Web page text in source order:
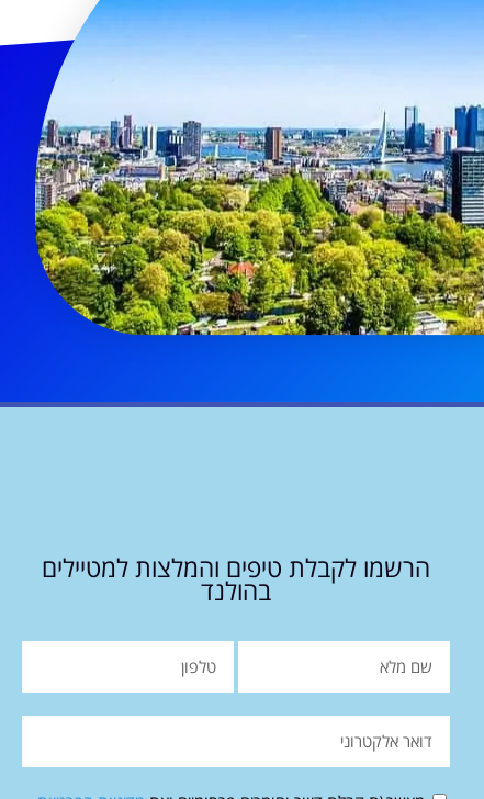
הרשמו לקבלת טיפים והמלצות למטיילים
בהולנד